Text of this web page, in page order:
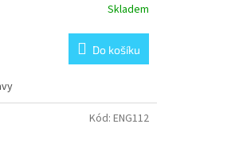
Skladem
Do košíku
Kód: ENG112